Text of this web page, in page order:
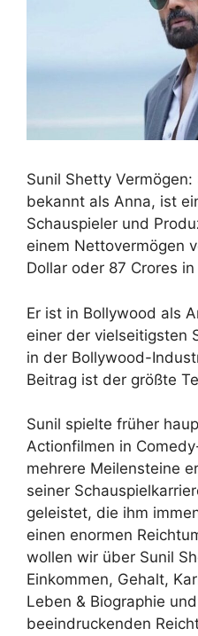
Sunil Shetty
bekannt als Anna, ist
Schauspieler und
einem Nettovermögen
Dollar oder 87 Crores
Er ist in Bollywood als
einer der vielseitigsten
in der Bollywood-
Beitrag ist der größte
Sunil spielte früher
Actionfilmen in
mehrere Meilensteine
seiner
geleistet, die ihm
einen enormen
wollen wir über Sunil
Einkommen, Gehalt,
Leben & Biographie
beeindruckenden